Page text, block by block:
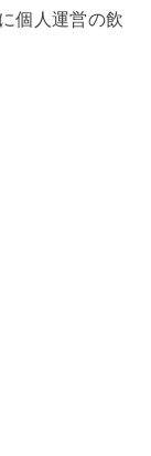
個人運営の飲